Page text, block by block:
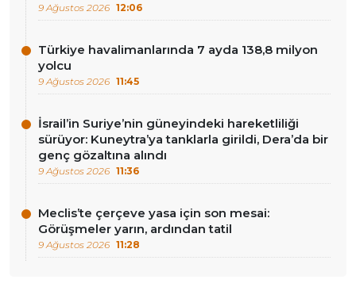
9 Ağustos 2026 12:06
Türkiye havalimanlarında 7 ayda 138,8 milyon
yolcu
9 Ağustos 2026 11:45
İsrail’in Suriye’nin güneyindeki hareketliliği
sürüyor: Kuneytra’ya tanklarla girildi, Dera’da bir
genç gözaltına alındı
9 Ağustos 2026 11:36
Meclis’te çerçeve yasa için son mesai:
Görüşmeler yarın, ardından tatil
9 Ağustos 2026 11:28